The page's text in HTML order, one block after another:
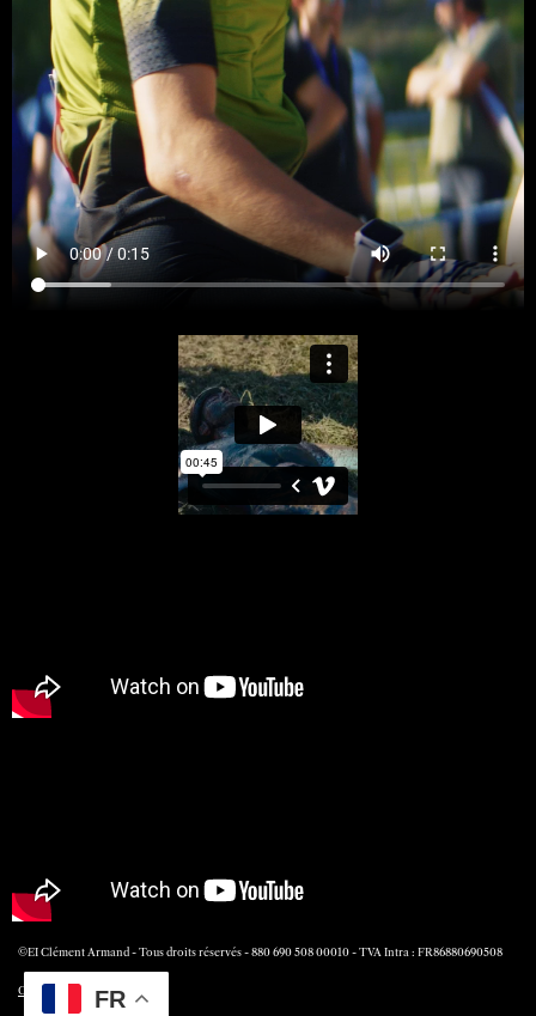
©EI Clément Armand - Tous droits réservés - 880 690 508 00010 - TVA Intra : FR86880690508
CGV FR